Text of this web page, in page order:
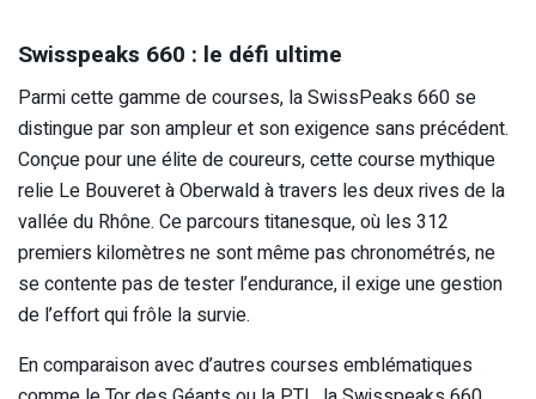
Swisspeaks 660 : le défi ultime
Parmi cette gamme de courses, la SwissPeaks 660 se
distingue par son ampleur et son exigence sans précédent.
Conçue pour une élite de coureurs, cette course mythique
relie Le Bouveret à Oberwald à travers les deux rives de la
vallée du Rhône. Ce parcours titanesque, où les 312
premiers kilomètres ne sont même pas chronométrés, ne
se contente pas de tester l’endurance, il exige une gestion
de l’effort qui frôle la survie.
En comparaison avec d’autres courses emblématiques